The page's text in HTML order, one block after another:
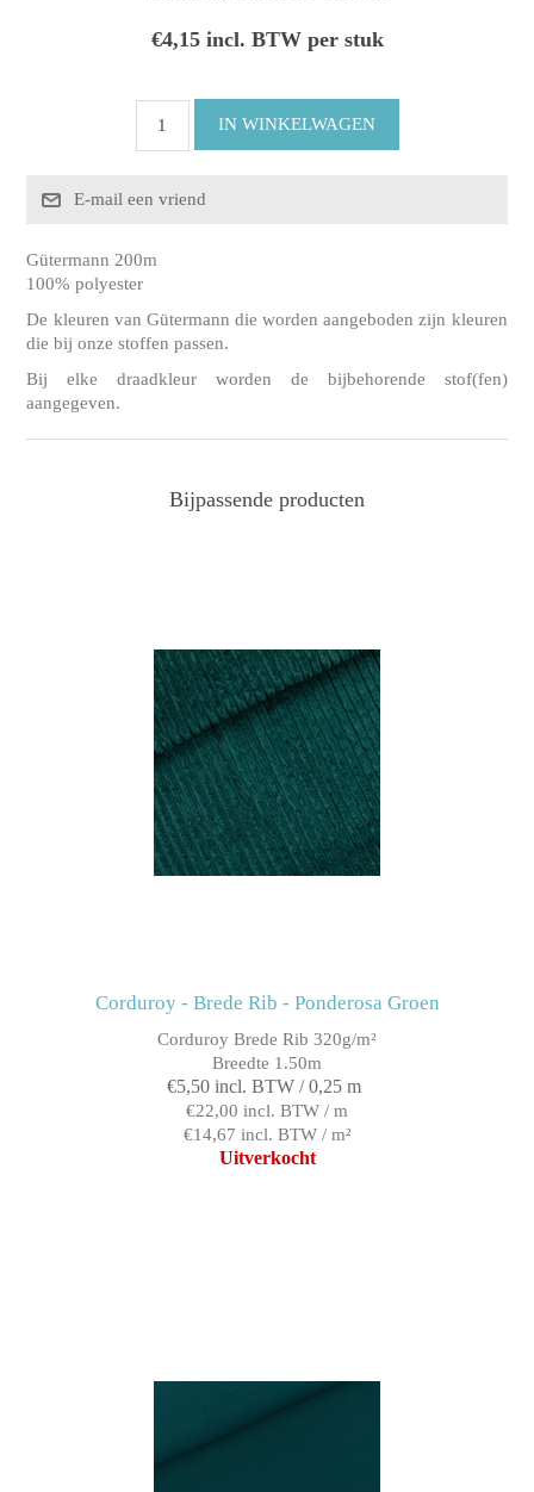
€4,15 incl. BTW per stuk
Gütermann 200m
100% polyester
De kleuren van Gütermann die worden aangeboden zijn kleuren
die bij onze stoffen passen.
Bij elke draadkleur worden de bijbehorende stof(fen)
aangegeven.
Bijpassende producten
Corduroy - Brede Rib - Ponderosa Groen
Corduroy Brede Rib 320g/m²
Breedte 1.50m
€5,50 incl. BTW / 0,25 m
€22,00 incl. BTW / m
€14,67 incl. BTW / m²
Uitverkocht